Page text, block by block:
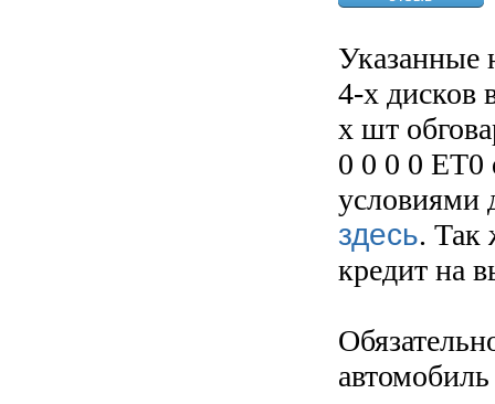
Указанные
4-х дисков
х шт
0 0 0 0 ET0
условиями
здесь. Так
кредит на